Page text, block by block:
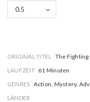
0.5
ORIGINAL TITEL The
LAUFZEIT 61 Minuten
GENRES Action, Mystery,
LÄNDER